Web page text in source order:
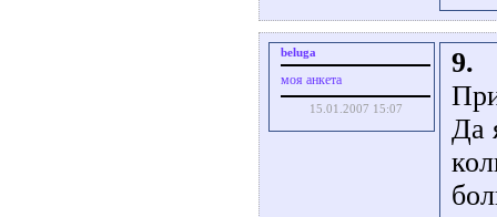
beluga
моя анкета
15.01.2007 15:07
9.
Да